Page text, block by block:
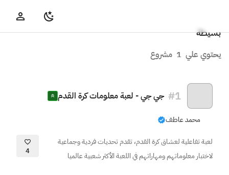
بسيطة
يحتوي علي 1 مشروع
#1 جي جي - لعبة معلومات كرة القدم
محمد عاطف
لعبة تفاعلية لعشاق كرة القدم، تقدم تحديات فردية وجماعية
لاختبار معلوماتهم ومهاراتهم في اللعبة الأكثر شعبية عالميا
4